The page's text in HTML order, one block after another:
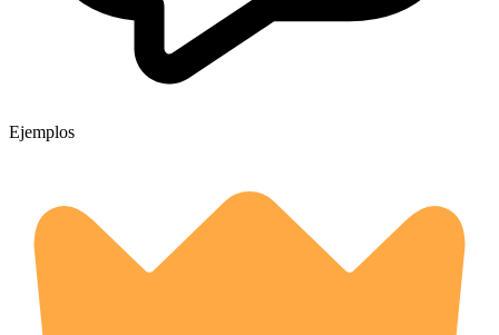
Ejemplos